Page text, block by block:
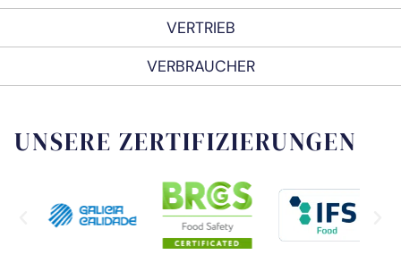
VERTRIEB
VERBRAUCHER
UNSERE ZERTIFIZIERUNGEN